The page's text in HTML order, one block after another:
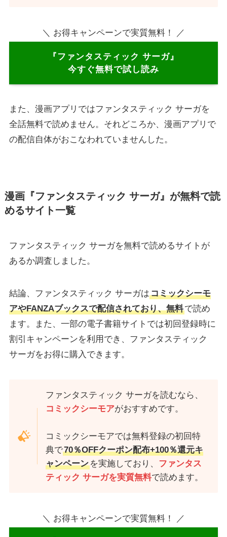
＼ お得キャンペーンで実質無料！ ／
『ファンタスティック サーガ』
今すぐ無料で試し読み
また、漫画アプリではファンタスティック サーガを
全話無料で読めません。それどころか、漫画アプリで
の配信自体がおこなわれていませんした。
漫画『ファンタスティック サーガ』が無料で読
めるサイト一覧
ファンタスティック サーガを無料で読めるサイトが
あるか調査しました。
結論、ファンタスティック サーガはコミックシーモ
アやFANZAブックスで配信されており、無料で読め
ます。また、一部の電子書籍サイトでは初回登録時に
割引キャンペーンを利用でき、ファンタスティック
サーガをお得に購入できます。
ファンタスティック サーガを読むなら、
コミックシーモアがおすすめです。
コミックシーモアでは無料登録の初回特
典で70％OFFクーポン配布+100％還元キ
ャンペーンを実施しており、 ファンタス
ティック サーガを実質無料で読めます。
＼ お得キャンペーンで実質無料！ ／